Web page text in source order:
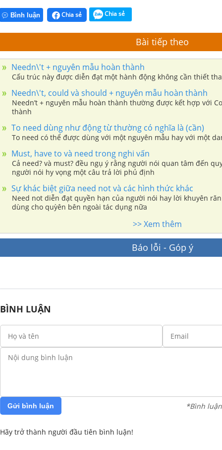
Bình luận Chia sẻ Chia sẻ
Bài tiếp theo
Needn\'t + nguyên mẫu hoàn thành
Cấu trúc này được diễn đạt một hành động không cần thiết
Needn\'t, could và should + nguyên mẫu hoàn thành
Needn’t + nguyên mẫu hoàn thành thường được kết hợp với
thành
To need dùng như động từ thường có nghĩa là (cần)
To need có thể được dùng với một nguyên mẫu hay với một
Must, have to và need trong nghi vấn
Cả need? và must? đều ngụ ý rằng người nói quan tâm đến
người nói hy vọng một câu trả lời phủ định
Sự khác biệt giữa need not và các hình thức khác
Need not diễn đạt quyền hạn của người nói hay lời khuyên
dùng cho quỳên bên ngoài tác dụng nữa
>> Xem thêm
Báo lỗi - Góp ý
BÌNH LUẬN
Gửi bình luận *Bình
Hãy trở thành người đầu tiên bình luận!